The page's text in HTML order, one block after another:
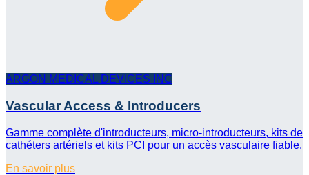
ARGON MEDICAL DEVICES INC
Vascular Access & Introducers
Gamme complète d'introducteurs, micro-introducteurs, kits de
cathéters artériels et kits PCI pour un accès vasculaire fiable.
En savoir plus